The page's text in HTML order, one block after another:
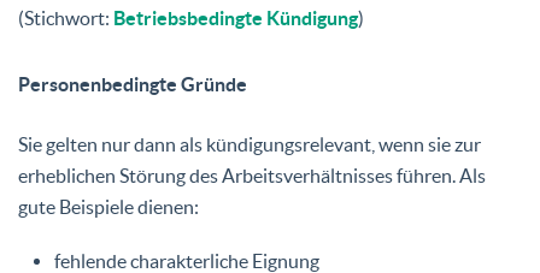
(Stichwort: Betriebsbedingte Kündigung)
Personenbedingte Gründe
Sie gelten nur dann als kündigungsrelevant, wenn sie zur
erheblichen Störung des Arbeitsverhältnisses führen. Als
gute Beispiele dienen:
fehlende charakterliche Eignung